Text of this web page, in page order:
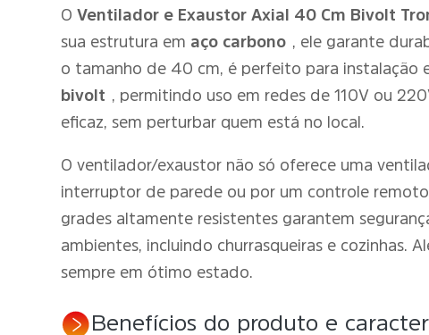
O Ventilador e Exaustor Axial 40 Cm Bivolt
sua estrutura em aço carbono
, ele garante
o tamanho de 40 cm, é perfeito para instalação
bivolt
, permitindo uso em redes de 110V ou
eficaz, sem perturbar quem está no local.
O ventilador/exaustor não só oferece uma
interruptor de parede ou por um controle
grades altamente resistentes garantem
ambientes, incluindo churrasqueiras e cozinhas.
sempre em ótimo estado.
Benefícios do produto e